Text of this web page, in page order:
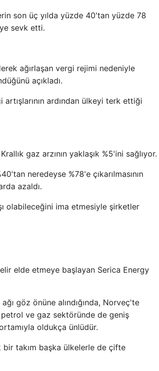
son üç yılda yüzde 40'tan yüzde 78
sevk etti.
ağırlaşan vergi rejimi nedeniyle
açıkladı.
ardından ülkeyi terk ettiği
gaz arzının yaklaşık %5'ini sağlıyor.
neredeyse %78'e çıkarılmasının
azaldı.
olabileceğini ima etmesiyle şirketler
elde etmeye başlayan Serica Energy
göz önüne alındığında, Norveç'te
petrol ve gaz sektöründe de geniş
oldukça ünlüdür.
takım başka ülkelerle de çifte